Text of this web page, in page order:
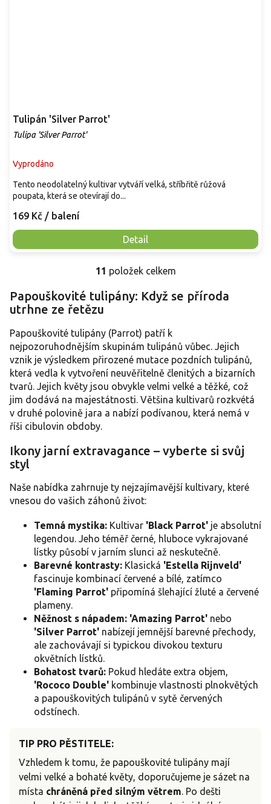
Tulipán 'Silver Parrot'
Tulipa 'Silver Parrot'
Vyprodáno
169 Kč / balení
Detail
Tento neodolatelný kultivar vytváří velká, stříbřitě růžová
poupata, která se otevírají do...
O
l
a
c
í
p
r
v
k
y
p
i
11 položek celkem
Papouškovité tulipány: Když se příroda
utrhne ze řetězu
Papouškovité tulipány (Parrot) patří k
nejpozoruhodnějším skupinám tulipánů vůbec. Jejich
vznik je výsledkem přirozené mutace pozdních tulipánů,
která vedla k vytvoření neuvěřitelně členitých a bizarních
tvarů. Jejich květy jsou obvykle velmi velké a těžké, což
jim dodává na majestátnosti. Většina kultivarů rozkvétá
v druhé polovině jara a nabízí podívanou, která nemá v
říši cibulovin obdoby.
Ikony jarní extravagance – vyberte si svůj
styl
Naše nabídka zahrnuje ty nejzajímavější kultivary, které
vnesou do vašich záhonů život:
Temná mystika: Kultivar 'Black Parrot' je absolutní
legendou. Jeho téměř černé, hluboce vykrajované
lístky působí v jarním slunci až neskutečně.
Barevné kontrasty: Klasická 'Estella Rijnveld'
fascinuje kombinací červené a bílé, zatímco
'Flaming Parrot' připomíná šlehající žluté a červené
plameny.
Něžnost s nápadem: 'Amazing Parrot' nebo
'Silver Parrot' nabízejí jemnější barevné přechody,
ale zachovávají si typickou divokou texturu
okvětních lístků.
Bohatost tvarů: Pokud hledáte extra objem,
'Rococo Double' kombinuje vlastnosti plnokvětých
a papouškovitých tulipánů v sytě červených
odstínech.
TIP PRO PĚSTITELE:
Vzhledem k tomu, že papouškovité tulipány mají
velmi velké a bohaté květy, doporučujeme je sázet na
místa chráněná před silným větrem. Po dešti